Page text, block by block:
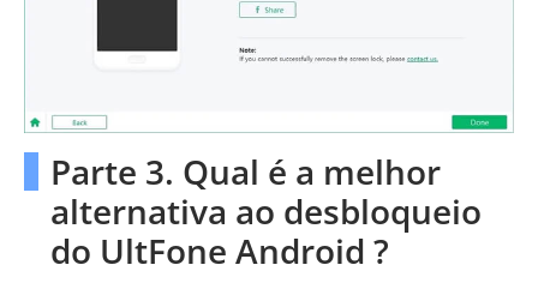
Parte 3. Qual é a melhor
alternativa ao desbloqueio
do UltFone Android ?